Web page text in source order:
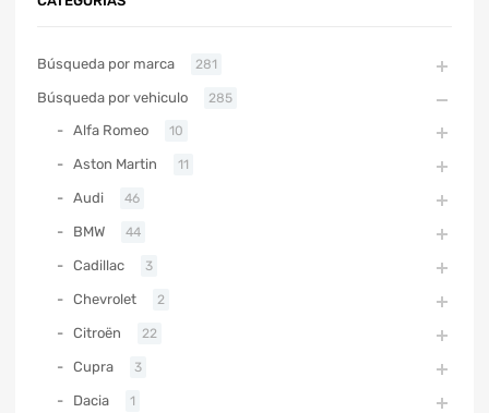
Búsqueda por marca 281
Búsqueda por vehiculo 285
Alfa Romeo 10
Aston Martin 11
Audi 46
BMW 44
Cadillac 3
Chevrolet 2
Citroën 22
Cupra 3
Dacia 1